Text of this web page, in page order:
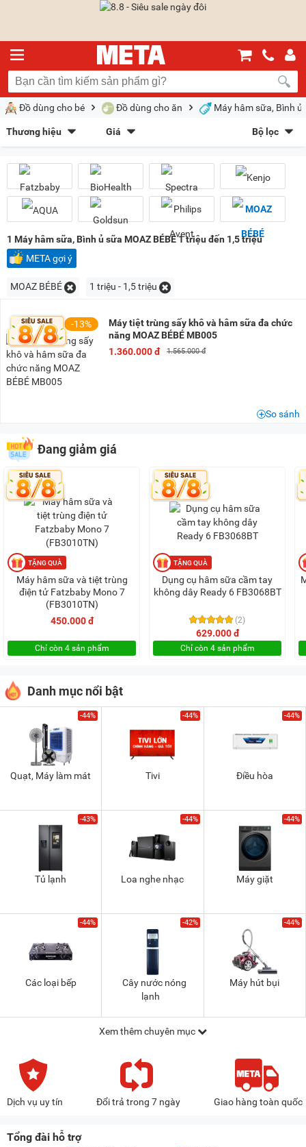
Đồ dùng cho bé Đồ dùng cho ăn Máy hâm sữa, Bình ủ
Thương hiệu
Fatzbaby (28)
Philips Avent (2) MOAZ BÉBÉ(1)
Giá
Sắp xếp theo
Bán chạy nhất Giá tăng dần Giá giảm dần Giảm giá
Mới nhất Trả góp META gợi ý
Dạng lưới
Chọn khoảng giá
500K - 1 triệu (17)
1 triệu - 1,5 triệu
1,5 triệu - 2 triệu
Bộ lọc
1 Máy hâm sữa, Bình ủ sữa MOAZ BÉBÉ 1 triệu đến 1,5 triệu
META gợi ý
MOAZ BÉBÉ 1 triệu - 1,5 triệu
-13%
Máy tiệt trùng sấy khô và hâm sữa đa chức
năng MOAZ BÉBÉ MB005
1.360.000 đ
1.565.000 đ
So sánh
Đang giảm giá
Máy hâm sữa và tiệt trùng
điện tử Fatzbaby Mono 7
(FB3010TN)
450.000 đ
Chỉ còn 4 sản phẩm
Dụng cụ hâm sữa cầm tay
không dây Ready 6 FB3068BT
(2)
629.000 đ
Chỉ còn 4 sản phẩm
Danh mục nổi bật
-44%
Quạt, Máy làm mát
-44%
Tivi
-44%
Điều hòa
-43%
Tủ lạnh
-44%
Loa nghe nhạc
-44%
Máy giặt
-44%
Các loại bếp
-42%
Cây nước nóng
lạnh
-44%
Máy hút bụi
Xem thêm chuyên mục
Dịch vụ uy tín Đổi trả trong 7 ngày Giao hàng toàn quốc
Tổng đài hỗ trợ